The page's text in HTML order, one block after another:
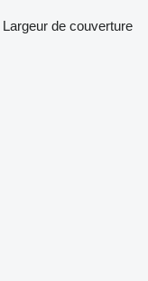
Largeur de couverture